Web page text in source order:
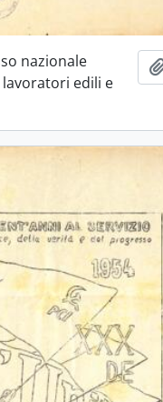
nazionale
edili e